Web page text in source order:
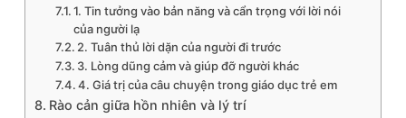
1. Tin tưởng vào bản năng và cẩn trọng với lời nói
của người lạ
2. Tuân thủ lời dặn của người đi trước
3. Lòng dũng cảm và giúp đỡ người khác
4. Giá trị của câu chuyện trong giáo dục trẻ em
Rào cản giữa hồn nhiên và lý trí